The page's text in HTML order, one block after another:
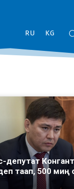
RU KG
депутат
деп таап, 500